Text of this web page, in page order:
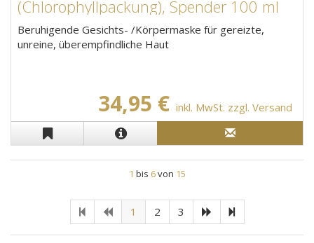
(Chlorophyllpackung), Spender 100 ml
Beruhigende Gesichts- /Körpermaske für gereizte,
unreine, überempfindliche Haut
34,95 € inkl. MwSt. zzgl. Versand
1 bis 6von 15
1 2 3